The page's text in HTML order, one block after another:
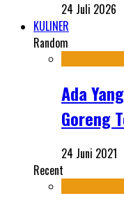
24 Juli 2026
KULINER
Random
Ada
Goreng
24 Juni 2021
Recent